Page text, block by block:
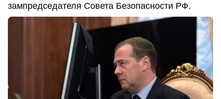
зампредседателя Совета Безопасности РФ.